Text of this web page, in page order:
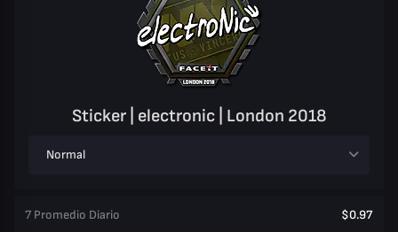
Sticker | electronic | London 2018
Normal
7 Promedio Diario $0.97